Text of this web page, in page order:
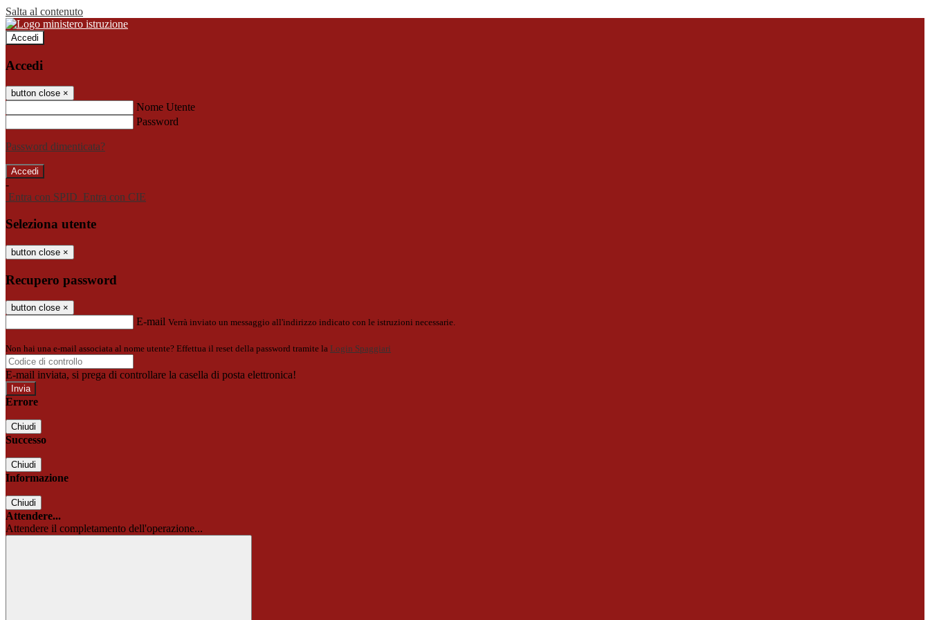
Salta al contenuto
Accedi
Accedi
button close ×
Nome Utente
Password
Password dimenticata?
-
Entra con SPID Entra con CIE
Seleziona utente
button close ×
Recupero password
button close ×
E-mail Verrà inviato un messaggio all'indirizzo indicato con le istruzioni necessarie.
Non hai una e-mail associata al nome utente? Effettua il reset della password tramite la Login Spaggiari
E-mail inviata, si prega di controllare la casella di posta elettronica!
Errore
Chiudi
Successo
Chiudi
Informazione
Chiudi
Attendere...
Attendere il completamento dell'operazione...